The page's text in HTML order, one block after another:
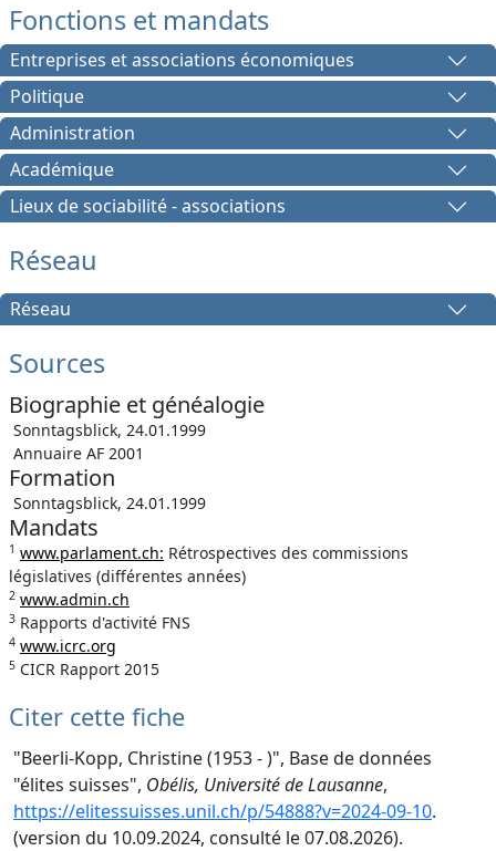
Fonctions et mandats
Entreprises et associations économiques
Politique
Administration
Académique
Lieux de sociabilité - associations
Réseau
Réseau
Sources
Biographie et généalogie
Sonntagsblick, 24.01.1999
Annuaire AF 2001
Formation
Sonntagsblick, 24.01.1999
Mandats
1 www.parlament.ch: Rétrospectives des commissions
législatives (différentes années)
2 www.admin.ch
3 Rapports d'activité FNS
4 www.icrc.org
5 CICR Rapport 2015
Citer cette fiche
"Beerli-Kopp, Christine (1953 - )", Base de données
"élites suisses", Obélis, Université de Lausanne,
https://elitessuisses.unil.ch/p/54888?v=2024-09-10.
(version du 10.09.2024, consulté le 07.08.2026).